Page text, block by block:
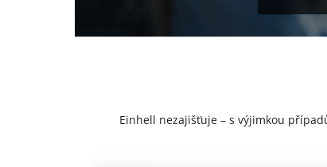
Einhell nezajišťuje – s výjimkou